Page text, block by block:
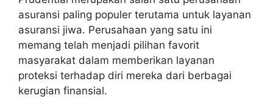
asuransi paling populer terutama untuk layanan
asuransi jiwa. Perusahaan yang satu ini
memang telah menjadi pilihan favorit
masyarakat dalam memberikan layanan
proteksi terhadap diri mereka dari berbagai
kerugian finansial.